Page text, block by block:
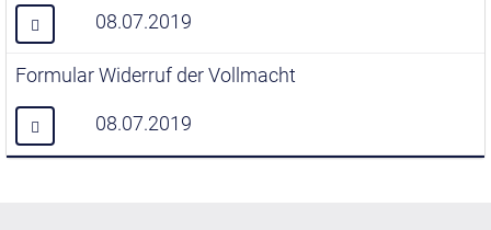
08.07.2019
Formular Widerruf der Vollmacht
08.07.2019